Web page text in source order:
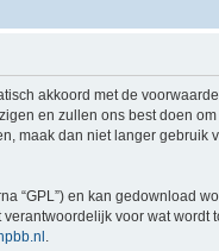
akkoord met de
en zullen ons best doen
maak dan niet langer gebruik
“GPL”) en kan gedownload
voor wat